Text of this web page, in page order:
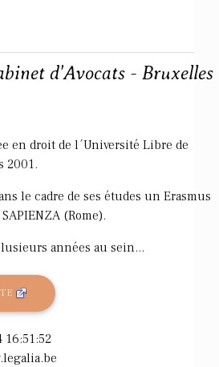
d'Avocats - Bruxelles
en droit de l´Université Libre de
2001.
le cadre de ses études un Erasmus
(Rome).
années au sein...
16:51:52